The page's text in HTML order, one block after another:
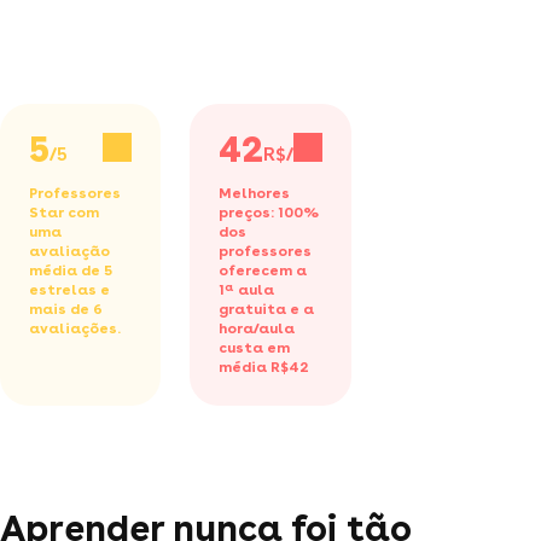
5/5
Professores
Star com
uma
avaliação
média de 5
estrelas e
mais de 6
avaliações.
42R$/h
Melhores
preços: 100%
dos
professores
oferecem a
1ª aula
gratuita e a
hora/aula
custa em
média R$42
Aprender nunca foi tão